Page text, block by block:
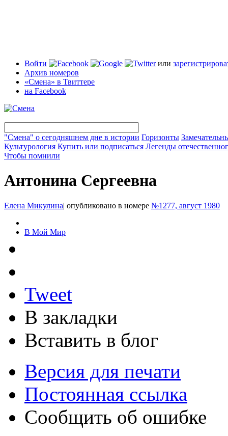
Войти или
Архив номеров
«Смена» в Твиттере
на Facebook
"Смена" о сегодняшнем дне в истории Горизонты
Культурология Купить или подписаться Легенды
Чтобы помнили
Антонина Сергеевна
Елена Микулина| опубликовано в номере №1277, август 1980
В Мой Мир
Tweet
В закладки
Вставить в блог
Версия для печати
Постоянная ссылка
Сообщить об ошибке